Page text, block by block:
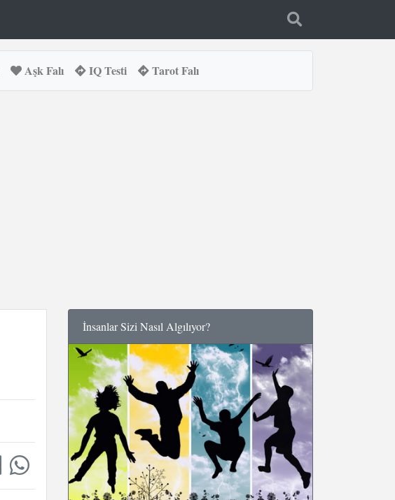
Aşk Falı IQ Testi Tarot Falı
İnsanlar Sizi Nasıl Algılıyor?